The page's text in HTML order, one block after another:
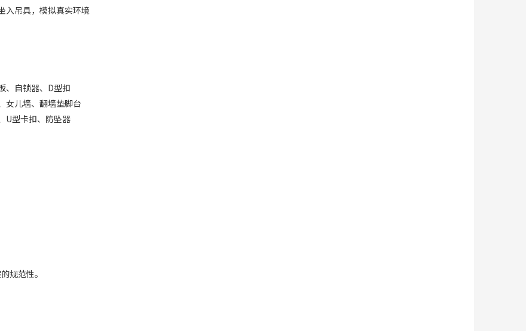
入吊具，模拟真实环境
、自锁器、D型扣
女儿墙、翻墙垫脚台
U型卡扣、防坠器
规范性。